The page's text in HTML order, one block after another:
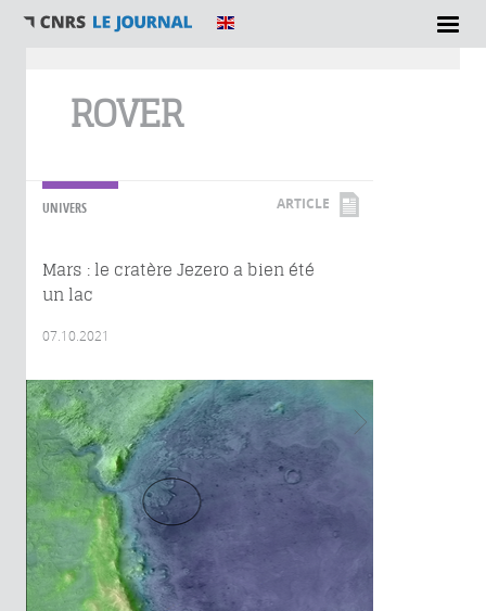
ROVER
UNIVERS ARTICLE
Mars : le cratère Jezero a bien été
un lac
07.10.2021